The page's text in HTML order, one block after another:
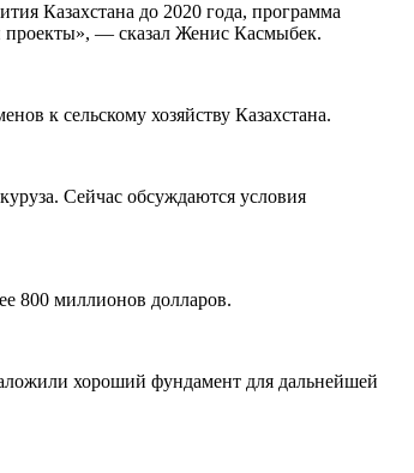
Казахстана до 2020 года, программа
проекты», — сказал Женис Касмыбек.
к сельскому хозяйству Казахстана.
Сейчас обсуждаются условия
800 миллионов долларов.
хороший фундамент для дальнейшей